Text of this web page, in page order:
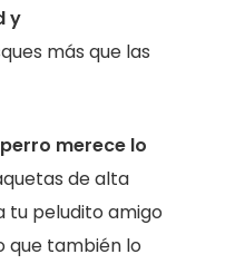
y
más que las
merece lo
de alta
tu peludito amigo
que también lo